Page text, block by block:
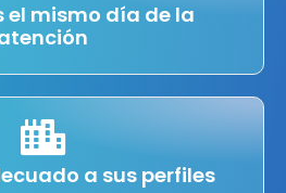
el mismo día de la
a sus perfiles